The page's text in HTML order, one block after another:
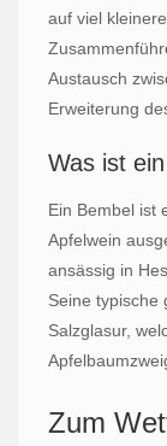
auf viel
Austausch
Erweiterung
Was ist
Ein Bembel ist
Apfelwein
ansässig in
Seine typische
Salzglasur,
Zum